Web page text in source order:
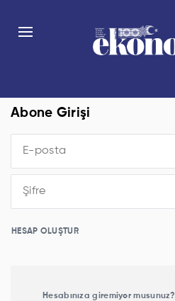
Abone Girişi
HESAP OLUŞTUR
Hesabınıza giremiyor musunuz?